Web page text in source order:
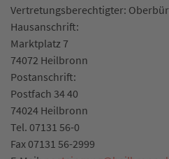
Vertretungsberechtigter:
Hausanschrift:
Marktplatz 7
74072 Heilbronn
Postanschrift:
Postfach 34 40
74024 Heilbronn
Tel. 07131 56-0
Fax 07131 56-2999